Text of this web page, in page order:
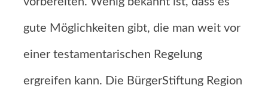
gute Möglichkeiten gibt, die man weit vor
einer testamentarischen Regelung
ergreifen kann. Die BürgerStiftung Region